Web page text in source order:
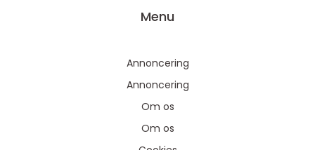
Menu
Annoncering
Annoncering
Om os
Om os